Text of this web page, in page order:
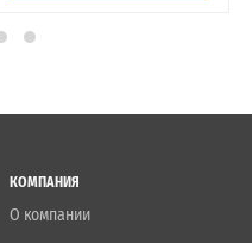
КОМПАНИЯ
О компании